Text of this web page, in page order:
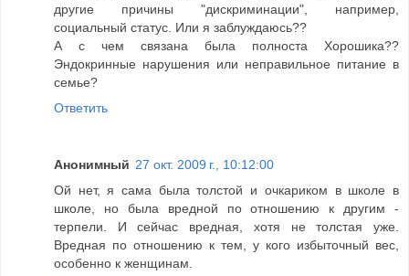
другие причины "дискриминации", например,
социальный статус. Или я заблуждаюсь??
А с чем связана была полноста Хорошика??
Эндокринные нарушения или неправильное питание в
семье?
Ответить
Анонимный 27 окт. 2009 г., 10:12:00
Ой нет, я сама была толстой и очкариком в школе в
школе, но была вредной по отношению к другим -
терпели. И сейчас вредная, хотя не толстая уже.
Вредная по отношению к тем, у кого избыточный вес,
особенно к женщинам.